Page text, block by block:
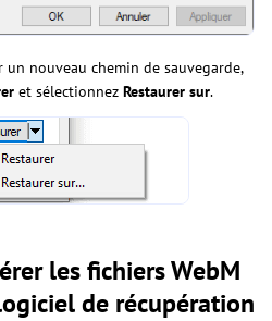
nouveau chemin de sauvegarde,
et sélectionnez Restaurer sur.
les fichiers WebM
de récupération